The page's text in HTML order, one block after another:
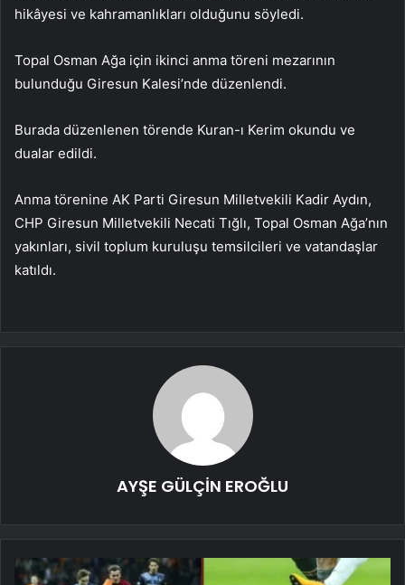
hikâyesi ve kahramanlıkları olduğunu söyledi.
Topal Osman Ağa için ikinci anma töreni mezarının
bulunduğu Giresun Kalesi’nde düzenlendi.
Burada düzenlenen törende Kuran-ı Kerim okundu ve
dualar edildi.
Anma törenine AK Parti Giresun Milletvekili Kadir Aydın,
CHP Giresun Milletvekili Necati Tığlı, Topal Osman Ağa’nın
yakınları, sivil toplum kuruluşu temsilcileri ve vatandaşlar
katıldı.
AYŞE GÜLÇİN EROĞLU